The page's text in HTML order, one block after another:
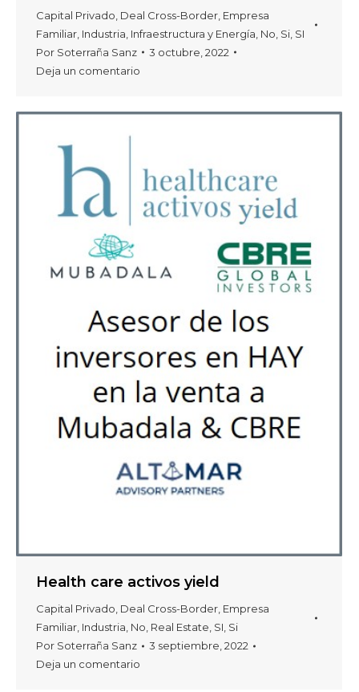
Capital Privado Deal Cross-Border Empresa
Familiar Industria Infraestructura y Energía No Si SI
Por Soterraña Sanz
3 octubre, 2022
Deja un comentario
Health care activos yield
Capital Privado, Deal Cross-Border, Empresa
Familiar, Industria, No, Real Estate, SI, Si
Por Soterraña Sanz
3 septiembre, 2022
Deja un comentario